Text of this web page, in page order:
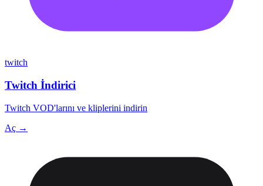
twitch
Twitch İndirici
Twitch VOD'larını ve kliplerini indirin
Aç →